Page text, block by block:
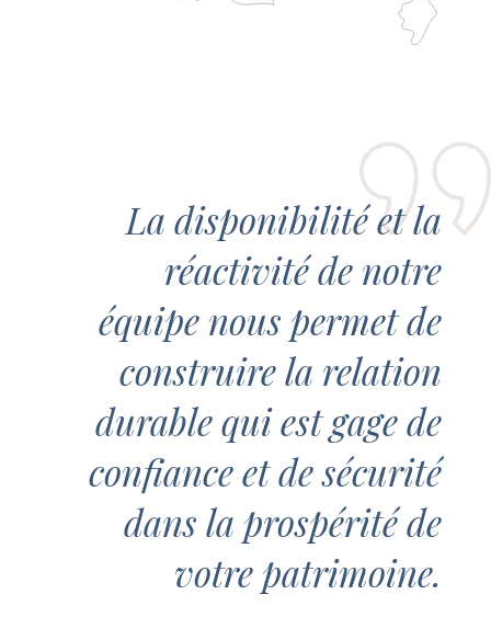
La disponibilité et la
réactivité de notre
équipe nous permet de
construire la relation
durable qui est gage de
confiance et de sécurité
dans la prospérité de
votre patrimoine.